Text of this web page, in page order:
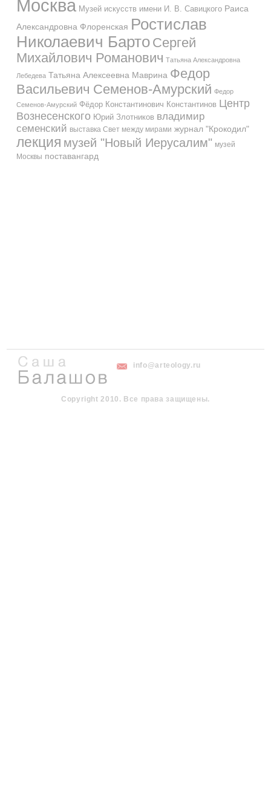
Москва Музей искусств имени И. В. Савицкого Раиса
Александровна Флоренская Ростислав
Николаевич Барто Сергей
Михайлович Романович Татьяна Александровна
Лебедева Татьяна Алексеевна Маврина Федор
Васильевич Семенов-Амурский Федор
Семенов-Амурский Фёдор Константинович Константинов Центр
Вознесенского Юрий Злотников владимир
семенский выставка Свет между мирами журнал "Крокодил"
лекция музей "Новый Иерусалим" музей
Москвы поставангард
info@arteology.ru
Copyright 2010. Все права защищены.